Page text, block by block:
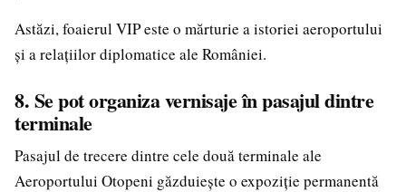
Astăzi, foaierul VIP este o mărturie a istoriei aeroportului
și a relațiilor diplomatice ale României.
8. Se pot organiza vernisaje în pasajul dintre
terminale
Pasajul de trecere dintre cele două terminale ale
Aeroportului Otopeni găzduiește o expoziție permanentă